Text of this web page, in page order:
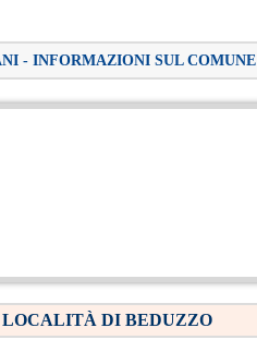
- INFORMAZIONI SUL
DI BEDUZZO